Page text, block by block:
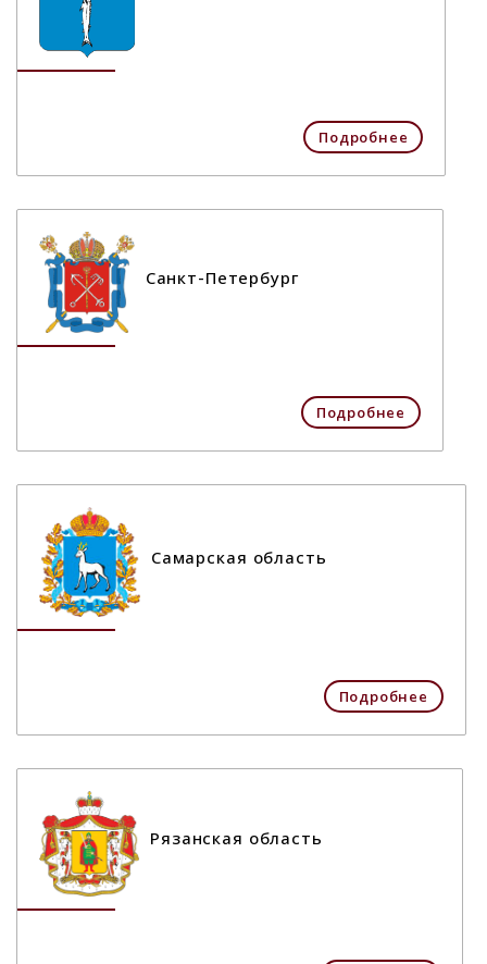
Подробнее
Санкт-Петербург
Подробнее
Самарская область
Подробнее
Рязанская область